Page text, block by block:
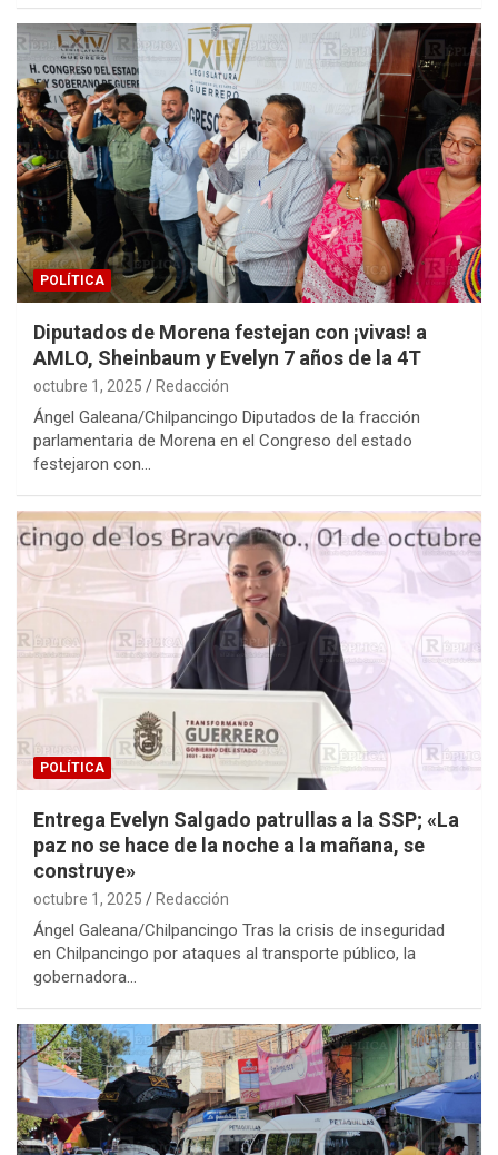
POLÍTICA
Diputados de Morena festejan con ¡vivas! a
AMLO, Sheinbaum y Evelyn 7 años de la 4T
octubre 1, 2025 Redacción
Ángel Galeana/Chilpancingo Diputados de la fracción
parlamentaria de Morena en el Congreso del estado
festejaron con…
POLÍTICA
Entrega Evelyn Salgado patrullas a la SSP; «La
paz no se hace de la noche a la mañana, se
construye»
octubre 1, 2025 Redacción
Ángel Galeana/Chilpancingo Tras la crisis de inseguridad
en Chilpancingo por ataques al transporte público, la
gobernadora…